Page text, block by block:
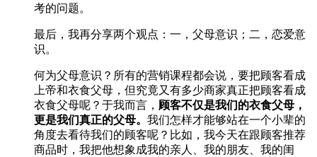
考的问题。
最后，我再分享两个观点：一，父母意识；二，恋爱意
识。
何为父母意识？所有的营销课程都会说，要把顾客看成
上帝和衣食父母，但究竟又有多少商家真正把顾客看成
衣食父母呢？于我而言， 顾客不仅是我们的衣食父母，
更是我们真正的父母。 我们怎样才能够站在一个小辈的
角度去看待我们的顾客呢？比如，我今天在跟顾客推荐
商品时，我把他想象成我的亲人、我的朋友、我的闺